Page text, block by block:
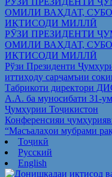
ОМИЛИ ВАҲДАТ,
ИҚТИСОДИ МИЛЛӢ
РӮЗИ ПРЕЗИДЕНТИ
ОМИЛИ ВАҲДАТ,
ИҚТИСОДИ МИЛЛӢ
Рўзи Президенти
иттиҳоду сарҷамъии
Табрикоти директори
А.А. ба муносибати 31-
Ҷумҳурии Тоҷикистон
Конференсияи
“Масъалаҳои мубрами
Тоҷикӣ
Русский
English